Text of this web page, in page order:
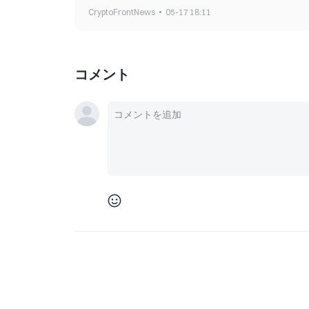
CryptoFrontNews 05-17 18:11
コメント